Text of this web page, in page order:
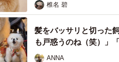
椎名 碧
髪をバッサリと切った
も戸惑うのね（笑）」
ANNA